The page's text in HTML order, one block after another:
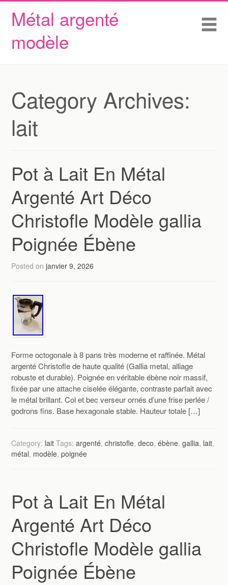
Métal argenté
modèle
Skip to content
Accueil
Conditions d’utilisation
Category Archives:
lait
Pot à Lait En Métal
Argenté Art Déco
Christofle Modèle gallia
Poignée Ébène
Posted onjanvier 9, 2026
Forme octogonale à 8 pans très moderne et raffinée. Métal
argenté Christofle de haute qualité (Gallia metal, alliage
robuste et durable). Poignée en véritable ébène noir massif,
fixée par une attache ciselée élégante, contraste parfait avec
le métal brillant. Col et bec verseur ornés d’une frise perlée /
godrons fins. Base hexagonale stable. Hauteur totale […]
Category: lait Tags:argenté,christofle,deco,ébène,gallia, lait,
métal, modèle,poignée
Pot à Lait En Métal
Argenté Art Déco
Christofle Modèle gallia
Poignée Ébène